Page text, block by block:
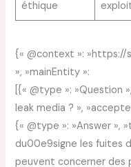
éthique
{« @context »: »https://
», »mainEntity »:
[{« @type »: »Question
leak media ? »,
{« @type »: »Answer »,
du00e9signe les fuites
peuvent concerner des